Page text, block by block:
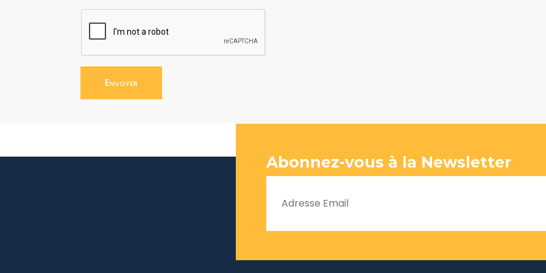
Envoyer
Abonnez-vous à la Newsletter